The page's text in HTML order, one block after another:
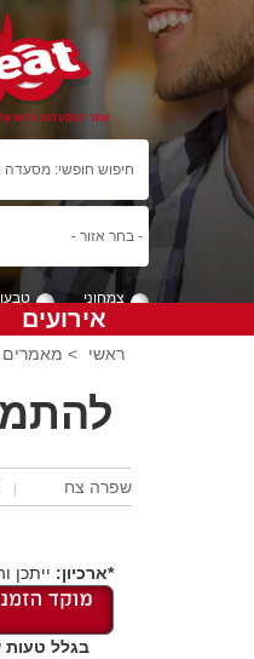
צמחוני
אירועים
ראשי > מאמרים
שפרה צח
*ארכיון: ייתכן
בגלל טעות